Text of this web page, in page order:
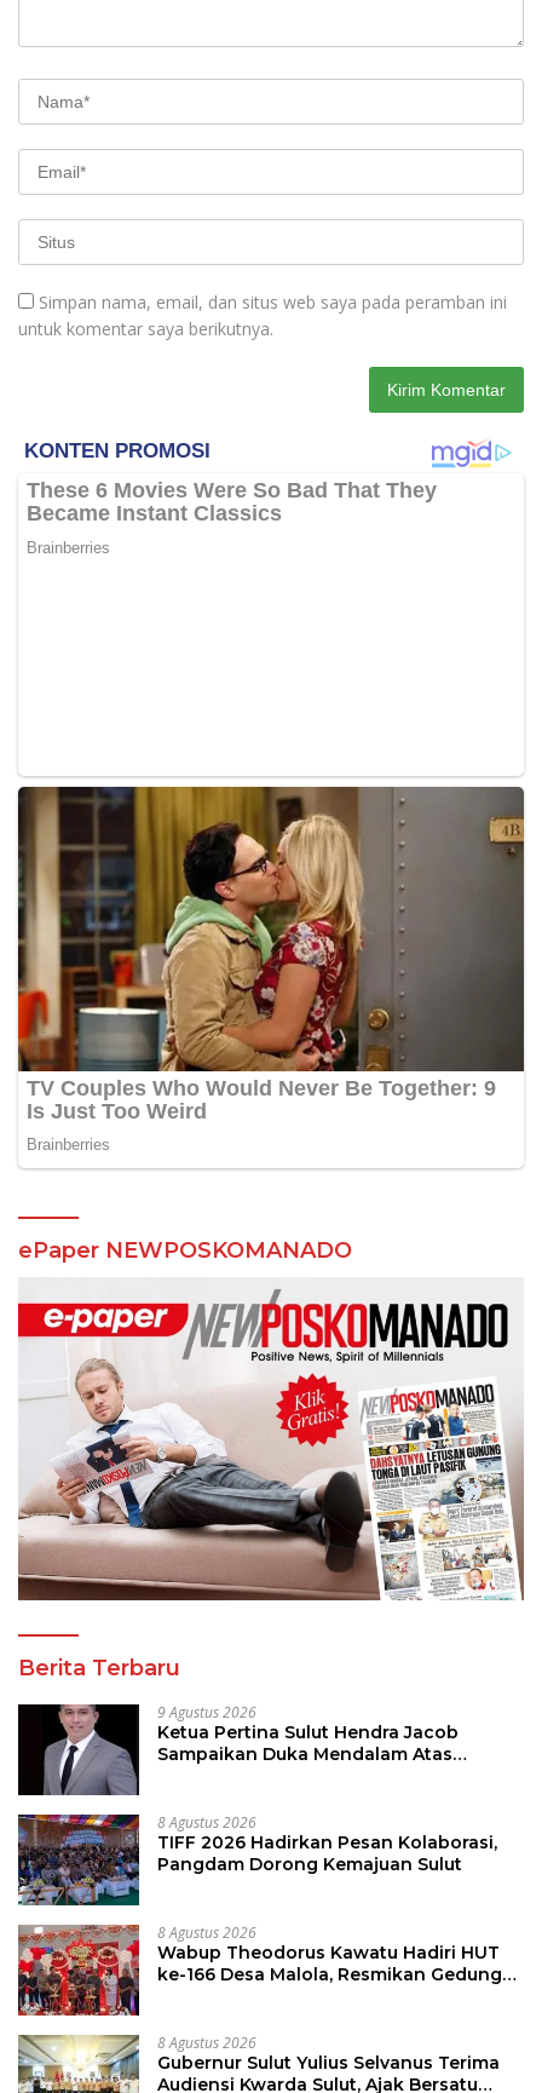
Simpan nama, email, dan situs web saya pada peramban ini
untuk komentar saya berikutnya.
ePaper NEWPOSKOMANADO
Berita Terbaru
9 Agustus 2026
Ketua Pertina Sulut Hendra Jacob
Sampaikan Duka Mendalam Atas
8 Agustus 2026
TIFF 2026 Hadirkan Pesan Kolaborasi,
Pangdam Dorong Kemajuan Sulut
8 Agustus 2026
Wabup Theodorus Kawatu Hadiri HUT
ke-166 Desa Malola, Resmikan Gedung
8 Agustus 2026
Gubernur Sulut Yulius Selvanus Terima
Audiensi Kwarda Sulut, Ajak Bersatu